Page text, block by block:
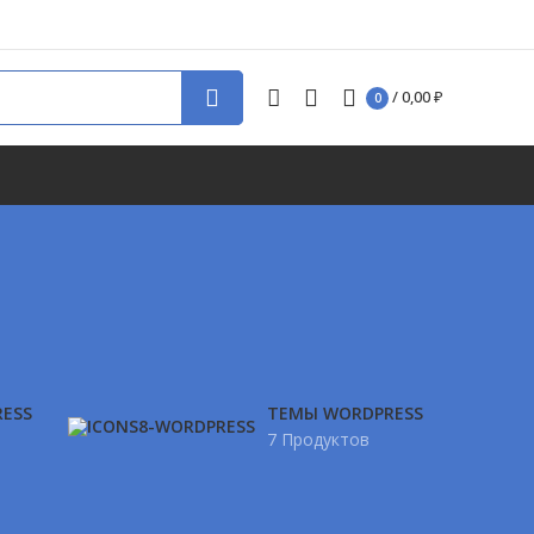
0 /0,00₽
ТЕМЫ WORDPRESS
7 Продуктов